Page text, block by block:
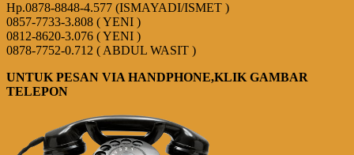
Hp.0878-8848-4.577 (ISMAYADI/ISMET )
0857-7733-3.808 ( YENI )
0812-8620-3.076 ( YENI )
0878-7752-0.712 ( ABDUL WASIT )
UNTUK PESAN VIA HANDPHONE,KLIK GAMBAR
TELEPON